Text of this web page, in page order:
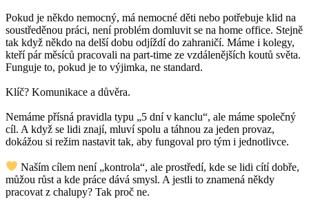
Pokud je někdo nemocný, má nemocné děti nebo potřebuje klid na
soustředěnou práci, není problém domluvit se na home office. Stejně
tak když někdo na delší dobu odjíždí do zahraničí. Máme i kolegy,
kteří pár měsíců pracovali na part-time ze vzdálenějších koutů světa.
Funguje to, pokud je to výjimka, ne standard.
Klíč? Komunikace a důvěra.
Nemáme přísná pravidla typu „5 dní v kanclu“, ale máme společný
cíl. A když se lidi znají, mluví spolu a táhnou za jeden provaz,
dokážou si režim nastavit tak, aby fungoval pro tým i jednotlivce.
Naším cílem není „kontrola“, ale prostředí, kde se lidi cítí dobře,
můžou růst a kde práce dává smysl. A jestli to znamená někdy
pracovat z chalupy? Tak proč ne.